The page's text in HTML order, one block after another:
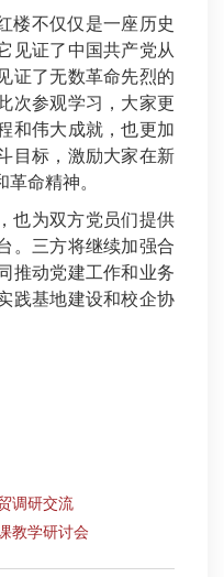
楼不仅仅是一座历史
见证了中国共产党从
证了无数革命先烈的
次参观学习，大家更
和伟大成就，也更加
目标，激励大家在新
命精神。
也为双方党员们提供
。三方将继续加强合
推动党建工作和业务
践基地建设和校企协
调研交流
教学研讨会